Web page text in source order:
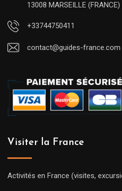
13008 MARSEILLE (FRANCE)
+33744750411
contact@guides-france.com
Visiter la France
Activités en France (visites,